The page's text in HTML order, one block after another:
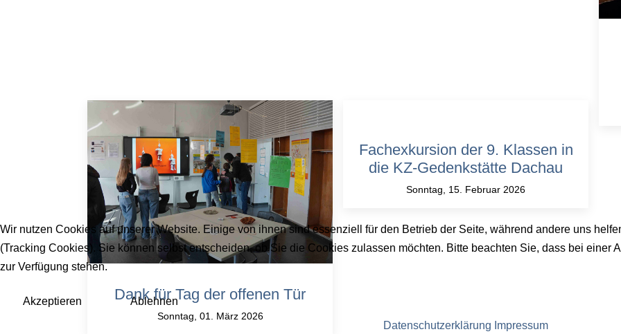
Dank für Tag der offenen Tür
Sonntag, 01. März 2026
Fachexkursion der 9. Klassen in
die KZ-Gedenkstätte Dachau
Sonntag, 15. Februar 2026
Wir nutzen Cookies auf unserer Website. Einige von ihnen sind essenziell für den Betrieb der Seite, während andere uns
(Tracking Cookies). Sie können selbst entscheiden, ob Sie die Cookies zulassen möchten. Bitte beachten Sie, dass bei
zur Verfügung stehen.
Akzeptieren Ablehnen
Datenschutzerklärung Impressum